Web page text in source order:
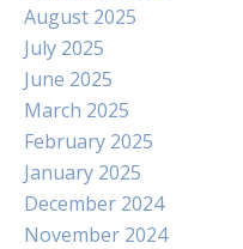
August 2025
July 2025
June 2025
March 2025
February 2025
January 2025
December 2024
November 2024